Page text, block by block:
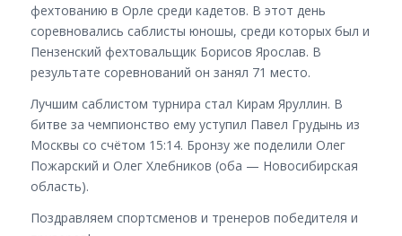
фехтованию в Орле среди кадетов. В этот день
соревновались саблисты юношы, среди которых был и
Пензенский фехтовальщик Борисов Ярослав. В
результате соревнований он занял 71 место.
Лучшим саблистом турнира стал Кирам Яруллин. В
битве за чемпионство ему уступил Павел Грудынь из
Москвы со счётом 15:14. Бронзу же поделили Олег
Пожарский и Олег Хлебников (оба — Новосибирская
область).
Поздравляем спортсменов и тренеров победителя и